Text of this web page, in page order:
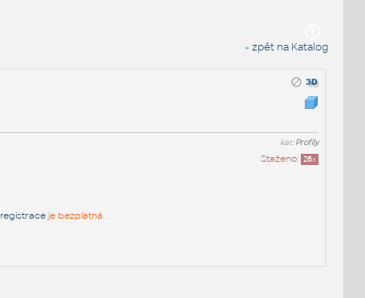
« zpět na Katalog
kat:Profily
Staženo: 26x
registraceje bezplatná.